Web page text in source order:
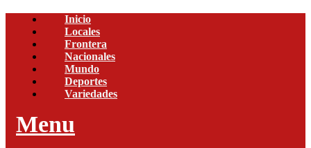
Inicio
Locales
Frontera
Nacionales
Mundo
Deportes
Variedades
Menu